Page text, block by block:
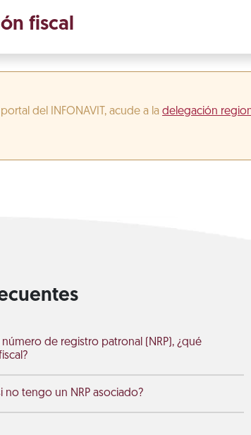
fiscal
del INFONAVIT, acude a la delegación
de registro patronal (NRP), ¿qué
tengo un NRP asociado?